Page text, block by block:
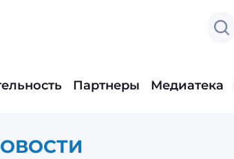
Партнеры Медиатека